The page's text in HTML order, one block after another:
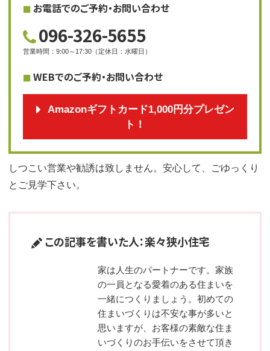
お電話でのご予約・お問い合わせ
096-326-5655
営業時間 ： 9:00～17:30 （ 定休日 ： 水曜日 ）
WEBでのご予約・お問い合わせ
Amazonギフトカード1,000円分プレゼン
ト！
しつこい営業や勧誘は致しません。安心して、ごゆっくり
とご見学下さい。
この記事を書いた人：楽々狭小住宅
家は人生のパートナーです。家族
の一員となる愛着のある住まいを
一緒につくりましょう。初めての
住まいづくりは不安な事が多いと
思いますが、お客様の素敵な住ま
いづくりのお手伝いをさせて頂き